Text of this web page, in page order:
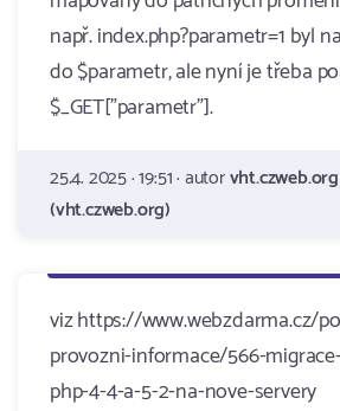
např. index.php?parametr=1 byl
do $parametr, ale nyní je třeba
$_GET["parametr"].
25.4. 2025 · 19:51 · autorvht.czweb.org
(vht.czweb.org)
viz https://www.webzdarma.cz/
provozni-informace/566-
php-4-4-a-5-2-na-nove-servery